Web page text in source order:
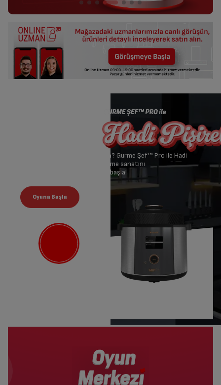
Çok lezzetli bir oyuna var mısın? Gurme Şef™ Pro ile Hadi
Pişirelim oyununda yemek pişirme sanatını
mükemmelleştirmek için şimdi başla!